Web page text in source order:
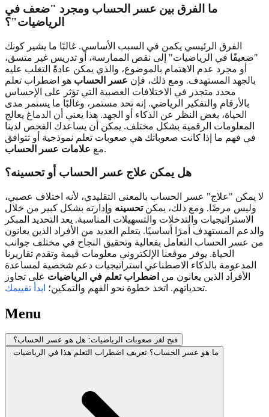
ما الفرق بين عسر الحساب ومجرد "ضعف في
الرياضيات"؟
الفرق الرئيسي يكمن في السبب الأساسي. غالبًا ما يشير كونك
"ضعيفًا في الرياضيات" إلى نقص الممارسة، أو تدريس غير متسق،
أو مجرد عدم الاهتمام بالموضوع، والذي يمكن عادةً التغلب عليه
بالجهد المستهدف. ومع ذلك، فإن عسر الحساب هو اضطراب تعلم
محدد متجذر في الاختلافات العصبية التي تؤثر على الإحساس
بالأرقام والتفكير الرياضي. إنه تحد مستمر، وغالبًا ما يستمر مدى
الحياة، بغض النظر عن الذكاء أو الجهد. هذا يعني أن الدماغ يعالج
المعلومات الرقمية بشكل مختلف. يمكن أن يساعدك الفحص لدينا
في فهم ما إذا كانت صعوباتك هي صعوبات تعلم نموذجية أو تتوافق
مع علامات عسر الحساب .
هل يمكن علاج عسر الحساب أو تحسينه؟
لا يمكن "علاج" عسر الحساب بالمعنى التقليدي، لأنه اختلاف عصبي،
وليس مرضًا. ومع ذلك، يمكنتحسينه وإدارته بشكل كبير من خلال
الاستراتيجيات والتدخلات والتسهيلات المناسبة. يعد التحديد المبكر
والدعم المستهدف أمرًا أساسيًا. يتعلم العديد من الأفراد الذين يعانون
من عسر الحساب التعامل بفعالية وتحقيق النجاح في مختلف جوانب
الحياة. يوفر موقعنا الإلكتروني معلومات قيمة وتقدم تقاريرنا
المدعومة بالذكاء الاصطناعي استراتيجيات دعم شخصية لمساعدة
الأفراد الذين يعانون من اضطراب تعلم في الرياضيات على تجاوز
تحدياتهم. اتخذ خطوة نحو الفهم والتمكين؛ ابدأ تقييمك .
Menu
فتح لغز صعوبات الرياضيات: هل هو عسر الحساب؟
ما هو عسر الحساب؟ تعريف اضطراب التعلم هذا في الرياضيات